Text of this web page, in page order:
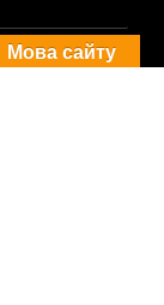
Мова сайту